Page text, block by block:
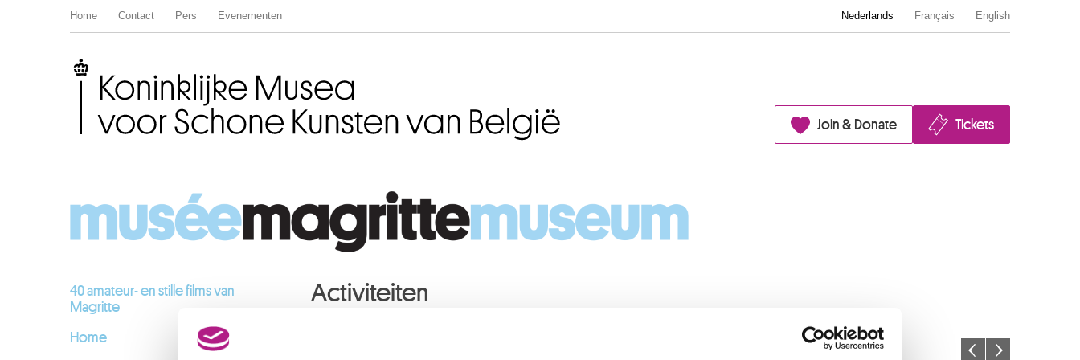
Home Contact Pers Evenementen Nederlands Français English
Join & Donate Tickets
40 amateur- en stille films van
Magritte
Home
Activiteiten